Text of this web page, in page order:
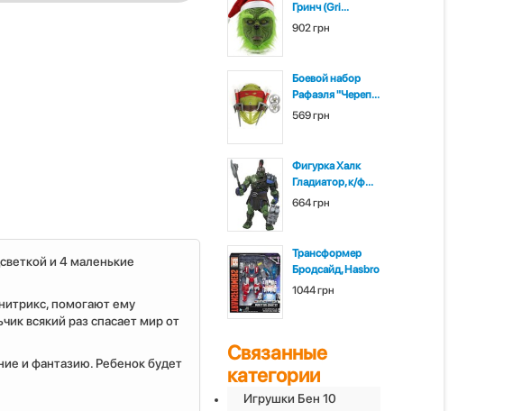
и 4 маленькие
помогают ему
всякий раз спасает мир от
и фантазию. Ребенок будет
Гринч (Gri...
902 грн
Боевой набор
Рафаэля "Череп...
569 грн
Фигурка Халк
Гладиатор, к/ф...
664 грн
Трансформер
Бродсайд, Hasbro
1044 грн
Связанные
категории
Игрушки Бен 10